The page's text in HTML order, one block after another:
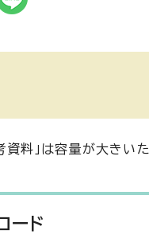
資料」は容量が大きい
ード